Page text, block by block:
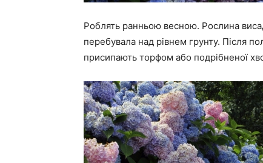
Роблять ранньою весною. Рослина
перебувала над рівнем грунту. Після
присипають торфом або подрібненої